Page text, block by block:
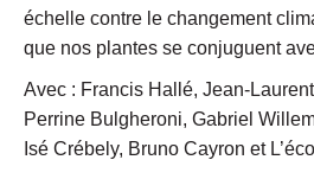
échelle contre le changement
que nos plantes se conjuguent
Avec : Francis Hallé, Jean-
Perrine Bulgheroni, Gabriel
Isé Crébely, Bruno Cayron et